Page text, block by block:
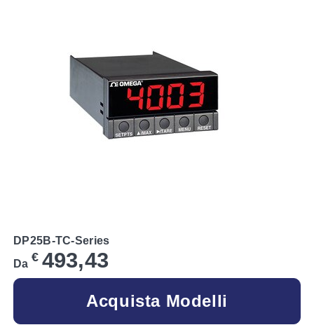
DP25B-TC-Series
Da € 493,43
Acquista Modelli